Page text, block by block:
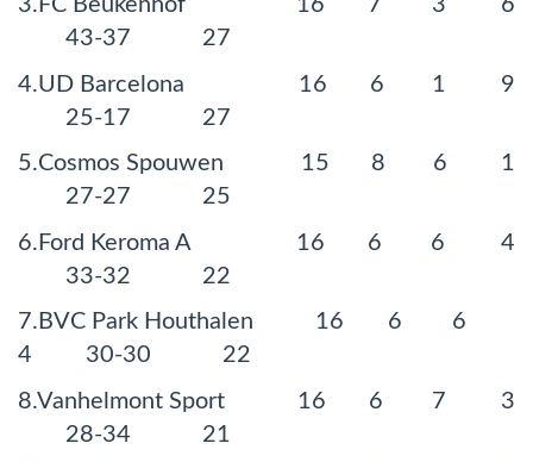
3.FC Beukenhof 16 7 3 6
43-37 27
4.UD Barcelona 16 6 1 9
25-17 27
5.Cosmos Spouwen 15 8 6 1
27-27 25
6.Ford Keroma A 16 6 6 4
33-32 22
7.BVC Park Houthalen 16 6 6
4 30-30 22
8.Vanhelmont Sport 16 6 7 3
28-34 21